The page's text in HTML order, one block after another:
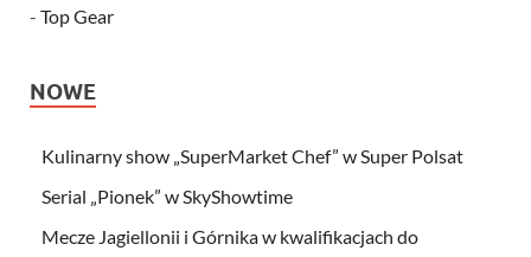
- Top Gear
NOWE
Kulinarny show „SuperMarket Chef” w Super Polsat
Serial „Pionek” w SkyShowtime
Mecze Jagiellonii i Górnika w kwalifikacjach do